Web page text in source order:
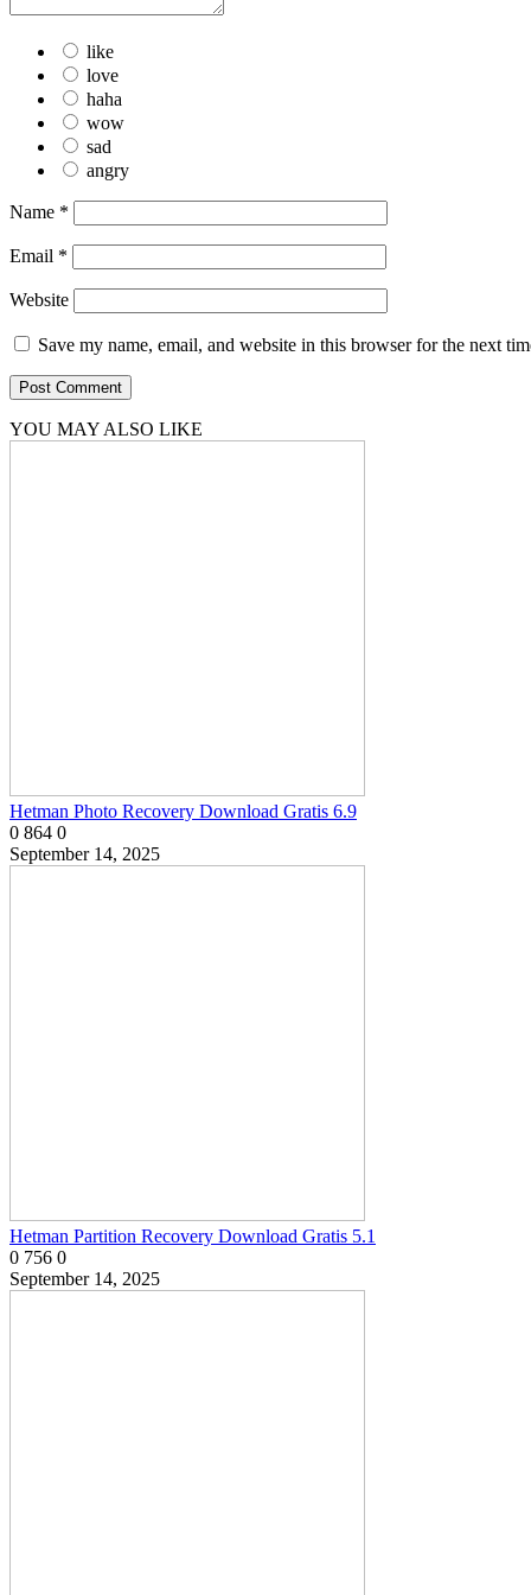
like
love
haha
wow
sad
angry
Name *
Email *
Website
Save my name, email, and website in this browser for the next
YOU MAY ALSO LIKE
Hetman Photo Recovery Download Gratis 6.9
0 864 0
September 14, 2025
Hetman Partition Recovery Download Gratis 5.1
0 756 0
September 14, 2025